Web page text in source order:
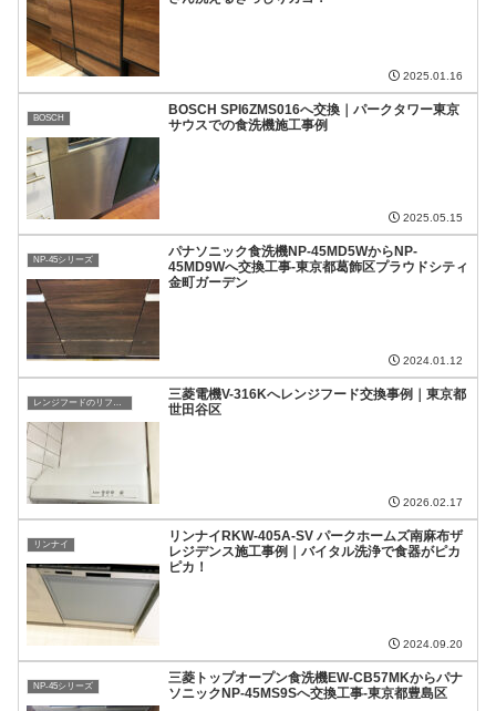
2025.01.16
BOSCH
BOSCH SPI6ZMS016へ交換｜パークタワー東京
サウスでの食洗機施工事例
2025.05.15
NP-45シリーズ
パナソニック食洗機NP-45MD5WからNP-
45MD9Wへ交換工事-東京都葛飾区プラウドシティ
金町ガーデン
2024.01.12
三菱電機V-316Kへレンジフード交換事例｜東京都
世田谷区
2026.02.17
リンナイ
リンナイRKW-405A-SV パークホームズ南麻布ザ
レジデンス施工事例｜バイタル洗浄で食器がピカ
ピカ！
2024.09.20
NP-45シリーズ
三菱トップオープン食洗機EW-CB57MKからパナ
ソニックNP-45MS9Sへ交換工事-東京都豊島区